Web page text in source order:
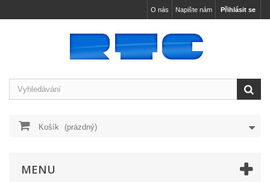
Přihlásit se
Napište nám
O nás
Košík (prázdný)
MENU